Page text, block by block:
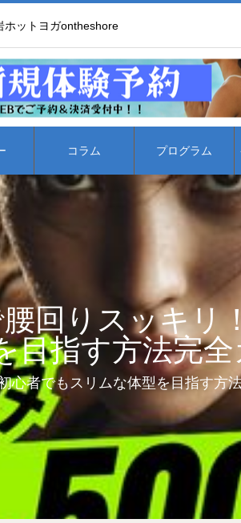
ホットヨガontheshore
コラム プログラム
回りスッキリ
目指す方法完
心者でもスリムな体型を目指す方